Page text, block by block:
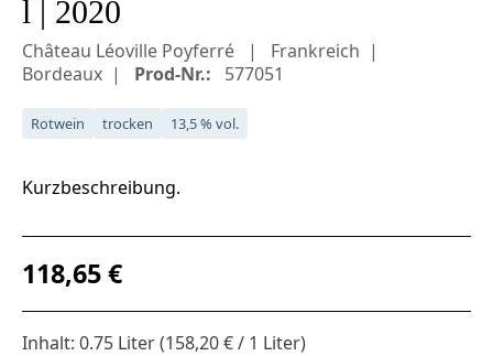
l | 2020
Château Léoville Poyferré
Frankreich
Bordeaux
Prod-Nr.: 577051
Rotwein trocken 13,5 % vol.
Kurzbeschreibung.
Regulärer Preis:
118,65 €
Inhalt: 0.75 Liter(158,20 € / 1 Liter)